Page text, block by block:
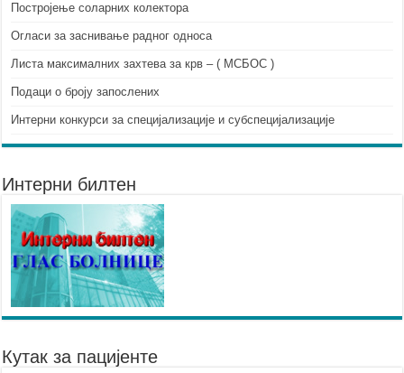
Постројење соларних колектора
Огласи за заснивање радног односа
Листа максималних захтева за крв – ( МСБОС )
Подаци о броју запослених
Интерни конкурси за специјализације и субспецијализације
Интерни билтен
Кутак за пацијенте